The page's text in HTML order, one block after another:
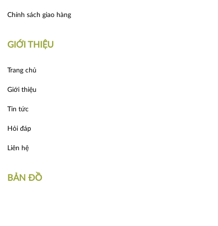
Chính sách giao hàng
GIỚI THIỆU
Trang chủ
Giới thiệu
Tin tức
Hỏi đáp
Liên hệ
BẢN ĐỒ